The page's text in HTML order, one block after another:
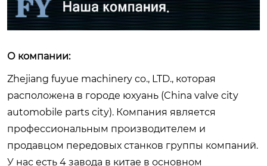
О компании:
Zhejiang fuyue machinery co., LTD., которая
расположена в городе юхуань (China valve city
automobile parts city). Компания является
профессиональным производителем и
продавцом передовых станков группы компаний.
У нас есть 4 завода в китае в основном